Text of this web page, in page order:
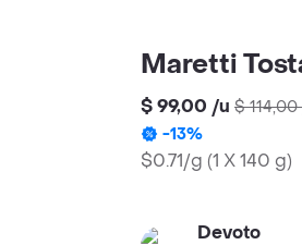
Maretti
$ 99,00 /u $ 114,00
-13%
$0.71/g (1 X 140 g)
Devoto